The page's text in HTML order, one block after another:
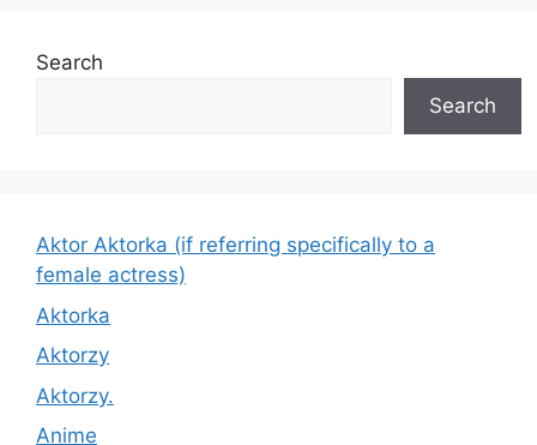
Search
Search
Aktor Aktorka (if referring specifically to a
female actress)
Aktorka
Aktorzy
Aktorzy.
Anime